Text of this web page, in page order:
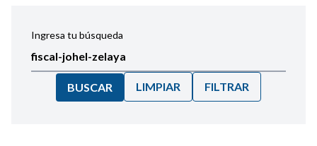
Ingresa tu búsqueda
BUSCAR LIMPIAR FILTRAR